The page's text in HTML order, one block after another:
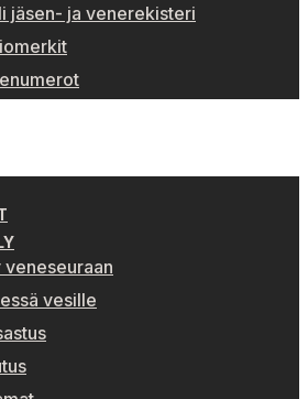
jäsen- ja venerekisteri
veneseuraan
vesille